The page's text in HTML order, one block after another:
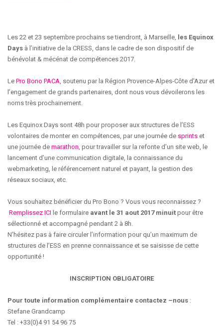
Les 22 et 23 septembre prochains se tiendront, à Marseille, les Equinox
Days à l’initiative de la CRESS, dans le cadre de son dispositif de
bénévolat & mécénat de compétences 2017.
Le Pro Bono PACA, soutenu par la Région Provence-Alpes-Côte d'Azur et
l’engagement de grands partenaires, dont nous vous dévoilerons les
noms très prochainement.
Les Equinox Days sont 48h pour proposer aux structures de l’ESS
volontaires de monter en compétences, par une journée de sprints et
une journée de marathon, pour travailler sur la refonte d’un site web, le
lancement d’une communication digitale, la connaissance du
webmarketing, le référencement naturel et payant, la gestion des
réseaux sociaux, etc.
Vous souhaitez bénéficier du Pro Bono ? Vous vous reconnaissez ?
Remplissez ICI le formulaire avant le 31 aout 2017 minuit pour être
sélectionné et accompagné pendant 2 à 8h.
N'hésitez pas à faire circuler l’information pour qu’un maximum de
structures de l’ESS en prenne connaissance et se saisisse de cette
opportunité !
INSCRIPTION OBLIGATOIRE
Pour toute information complémentaire contactez –nous :
Stefane Grandcamp
Tel : +33(0)4 91 54 96 75